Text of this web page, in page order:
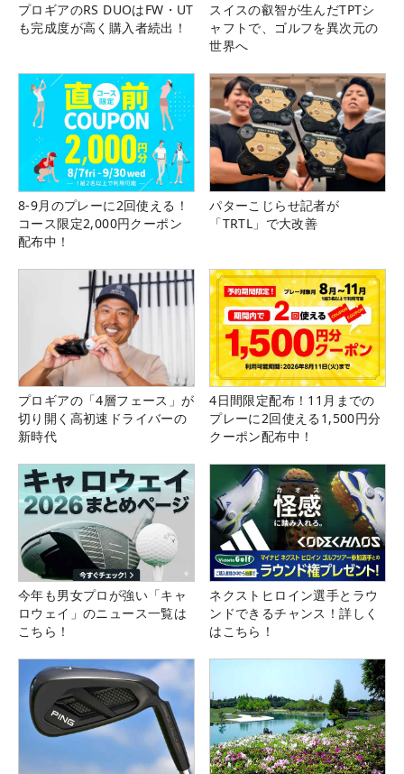
プロギアのRS DUOはFW・UT
も完成度が高く購入者続出！
スイスの叡智が生んだTPTシ
ャフトで、ゴルフを異次元の
世界へ
8-9月のプレーに2回使える！
コース限定2,000円クーポン
配布中！
パターこじらせ記者が
「TRTL」で大改善
プロギアの「4層フェース」が
切り開く高初速ドライバーの
新時代
4日間限定配布！11月までの
プレーに2回使える1,500円分
クーポン配布中！
今年も男女プロが強い「キャ
ロウェイ」のニュース一覧は
こちら！
ネクストヒロイン選手とラウ
ンドできるチャンス！詳しく
はこちら！